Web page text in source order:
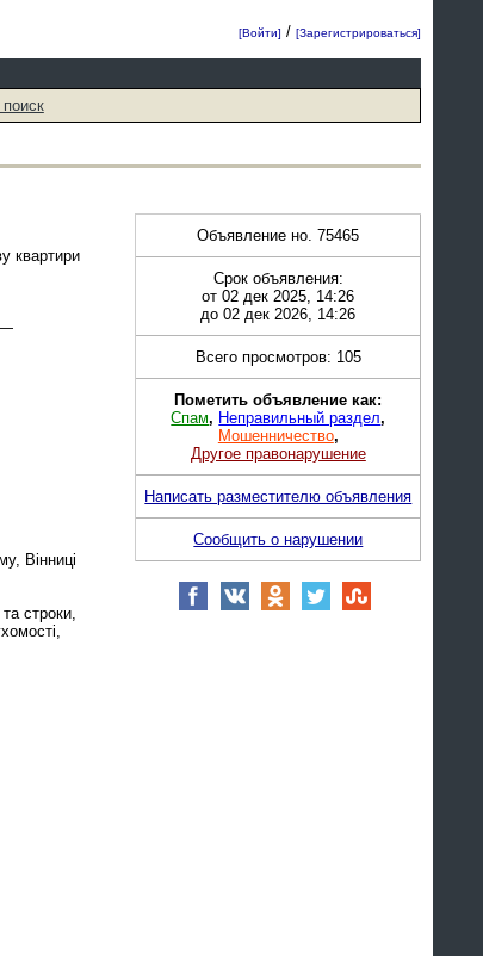
[Войти] /[Зарегистрироваться]
квартири
—
Вінниці
строки,
Объявление но. 75465
Срок объявления:
от 02 дек 2025, 14:26
до 02 дек 2026, 14:26
Всего просмотров: 105
Пометить объявление как:
Спам, Неправильный раздел,
Мошенничество,
Другое правонарушение
Написать разместителю объявления
Сообщить о нарушении